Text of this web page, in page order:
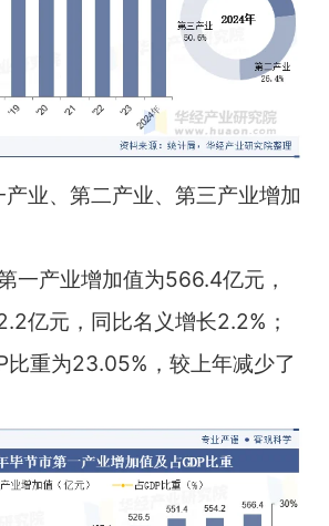
业、第二产业、第三产业增加
一产业增加值为566.4亿元，
亿元，同比名义增长2.2%；
比重为23.05%，较上年减少了